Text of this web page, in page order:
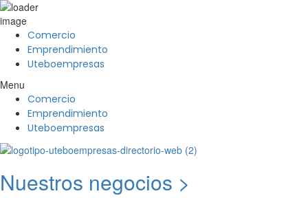
Comercio
Emprendimiento
Uteboempresas
Menu
Comercio
Emprendimiento
Uteboempresas
Nuestros negocios >